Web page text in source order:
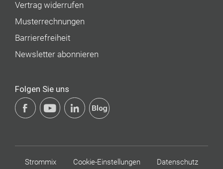
Vertrag widerrufen
Musterrechnungen
Barrierefreiheit
Newsletter abonnieren
Folgen Sie uns
Strommix Cookie-Einstellungen Datenschutz